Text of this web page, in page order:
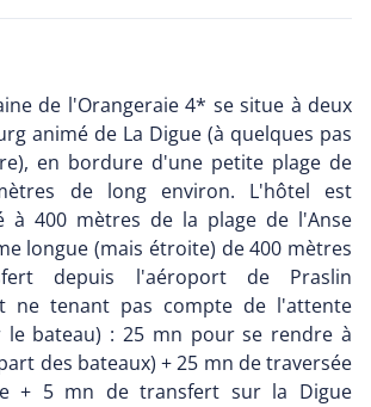
de l'Orangeraie 4* se situe à deux
animé de La Digue (à quelques pas
en bordure d'une petite plage de
de long environ. L'hôtel est
à 400 mètres de la plage de l'Anse
longue (mais étroite) de 400 mètres
depuis l'aéroport de Praslin
ne tenant pas compte de l'attente
le bateau) : 25 mn pour se rendre à
des bateaux) + 25 mn de traversée
+ 5 mn de transfert sur la Digue